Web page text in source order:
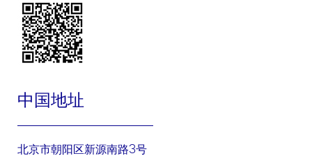
与您进行产品需求的联络
我们如何共享、转让、公开披露、委托处理您的个人信息
协助或代表我们为您提供本政策项下的相关服务。我们仅会出于本
供服务所需信息，且我们将会通过协议要求其不得将此信息用于其
他用途，其将单独征得您的同意。
中国地址
北京市朝阳区新源南路3号